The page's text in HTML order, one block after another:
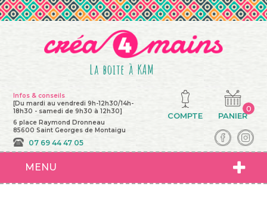
Infos & conseils
[Du mardi au vendredi 9h-12h30/14h-
18h30 - samedi de 9h30 à 12h30]
6 place Raymond Dronneau
85600 Saint Georges de Montaigu
07 69 44 47 05
La boite à KAM
PANIER
0
COMPTE
MENU